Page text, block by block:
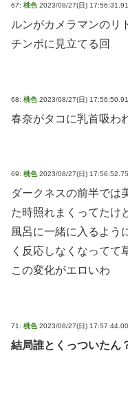
67: 桃色 2023/08/27(日)
ルンがカメラマンのリ
チンポに見立てる回
68: 桃色 2023/08/27(日)
春奈がタコに乳首吸わ
69: 桃色 2023/08/27(日)
ダークネスの前半では
た時照れまくってたけ
風呂に一緒に入るよう
く反応しなくなってて
この変化がエロいわ
71: 桃色 2023/08/27(日)
結局誰とくっついたん